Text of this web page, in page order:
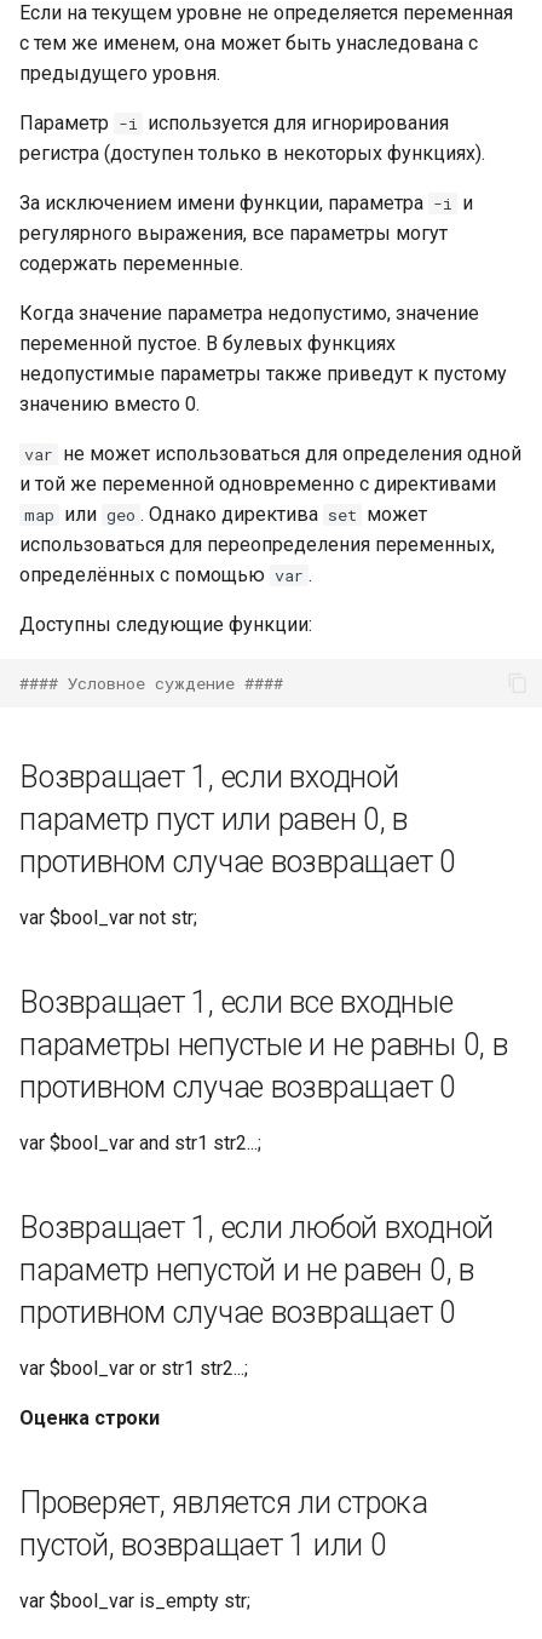
Удаление пробелов в
начале и в конце строки
или других символов
Удаление начальных
пробелов или других
символов
Удаление пробелов или
строки
Перевернуть строку
позиции подстроки
Повторите строку заданное
количество раз
Извлечение значения из
списка параметров.
заключается в извлечении
параметров запроса без
необходимости написания
его также можно
использовать для поиска
значений в любом списке
пар имя/значение. Если
существует несколько
вхождений параметра,
присваивается пустое
между именем и
значением параметра по
разделитель параметров
"foo=123&bar=456&baz=789".
Если имя параметра - bar, а
разделитель - &, то
будет 456.
Если на текущем уровне не определяется переменная
с тем же именем, она может быть унаследована с
предыдущего уровня.
Параметр -i используется для игнорирования
регистра (доступен только в некоторых функциях).
За исключением имени функции, параметра -i и
регулярного выражения, все параметры могут
содержать переменные.
Когда значение параметра недопустимо, значение
переменной пустое. В булевых функциях
недопустимые параметры также приведут к пустому
значению вместо 0.
var не может использоваться для определения одной
и той же переменной одновременно с директивами
map или geo . Однако директива set может
использоваться для переопределения переменных,
определённых с помощью var .
Доступны следующие функции:
#### Условное суждение ####
Возвращает 1, если входной
параметр пуст или равен 0, в
противном случае возвращает 0
var $bool_var not str;
Возвращает 1, если все входные
параметры непустые и не равны 0, в
противном случае возвращает 0
var $bool_var and str1 str2...;
Возвращает 1, если любой входной
параметр непустой и не равен 0, в
противном случае возвращает 0
var $bool_var or str1 str2...;
Оценка строки
Проверяет, является ли строка
пустой, возвращает 1 или 0
var $bool_var is_empty str;